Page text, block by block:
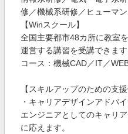
修／機械系研修／ヒューマ
【Winスクール】
全国主要都市48カ所に教室
運営する講習を受講できます
コース：機械CAD／IT／
【スキルアップのための支援
・キャリアデザインアドバ
エンジニアとしてのキャリ
に応えます。